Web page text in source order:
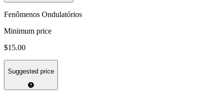
Fenômenos Ondulatórios
Minimum price
$15.00
Suggested price